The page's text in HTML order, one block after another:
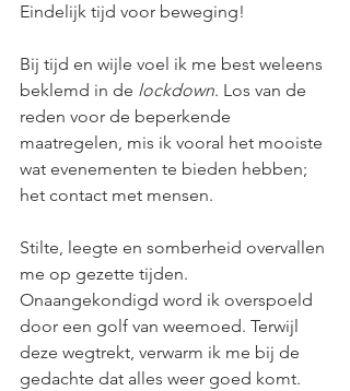
Eindelijk tijd voor beweging!
Bij tijd en wijle voel ik me best weleens
beklemd in de lockdown. Los van de
reden voor de beperkende
maatregelen, mis ik vooral het mooiste
wat evenementen te bieden hebben;
het contact met mensen.
Stilte, leegte en somberheid overvallen
me op gezette tijden.
Onaangekondigd word ik overspoeld
door een golf van weemoed. Terwijl
deze wegtrekt, verwarm ik me bij de
gedachte dat alles weer goed komt.